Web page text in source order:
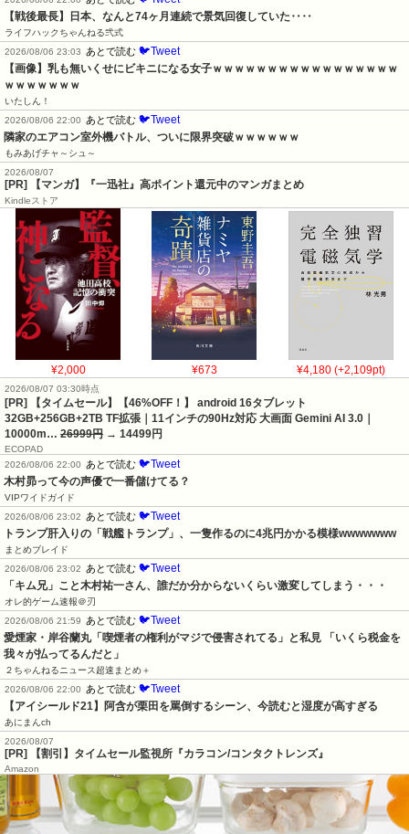
【戦後最長】日本、なんと74ヶ月連続で景気回復していた‥‥
ライフハックちゃんねる弐式
2026/08/06 23:03
あとで読む 🐦Tweet
【画像】乳も無いくせにビキニになる女子ｗｗｗｗｗｗｗｗｗｗｗｗｗｗｗｗｗ
ｗｗｗｗｗｗｗ
いたしん！
2026/08/06 22:00
あとで読む 🐦Tweet
隣家のエアコン室外機バトル、ついに限界突破ｗｗｗｗｗｗ
もみあげチャ～シュ～
2026/08/07
[PR] 【マンガ】『一迅社』高ポイント還元中のマンガまとめ
Kindleストア
¥2,000 ¥673 ¥4,180 (+2,109pt)
2026/08/07 03:30時点
[PR] 【タイムセール】【46%OFF！】 android 16タブレット
32GB+256GB+2TB TF拡張｜11インチの90Hz対応 大画面 Gemini AI 3.0｜
10000m… 26999円 → 14499円
ECOPAD
2026/08/06 22:00
あとで読む 🐦Tweet
木村昴って今の声優で一番儲けてる？
VIPワイドガイド
2026/08/06 23:02
あとで読む 🐦Tweet
トランプ肝入りの「戦艦トランプ」、一隻作るのに4兆円かかる模様wwwwwww
まとめブレイド
2026/08/06 23:02
あとで読む 🐦Tweet
「キム兄」こと木村祐一さん、誰だか分からないくらい激変してしまう・・・
オレ的ゲーム速報＠刃
2026/08/06 21:59
あとで読む 🐦Tweet
愛煙家・岸谷蘭丸「喫煙者の権利がマジで侵害されてる」と私見 「いくら税金を
我々が払ってるんだと」
２ちゃんねるニュース超速まとめ＋
2026/08/06 22:00
あとで読む 🐦Tweet
【アイシールド21】阿含が栗田を罵倒するシーン、今読むと湿度が高すぎる
あにまんch
2026/08/07
[PR] 【割引】タイムセール監視所『カラコン/コンタクトレンズ』
Amazon